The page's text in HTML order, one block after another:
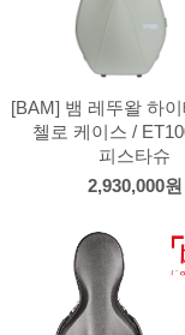
[BAM] 뱀 레뚜왈 하
첼로 케이스 /
피스타슈
2,930,000원